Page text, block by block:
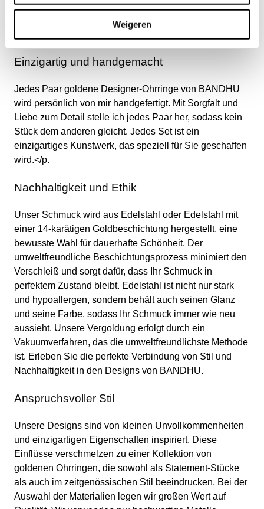
Weigeren
Sie den bleibenden Reiz eleganter Designs, die den
Wandel der Zeit überstehen. Feiern Sie die Schönheit
Einzigartig und handgemacht
Jedes Paar goldene Designer-Ohrringe von BANDHU
wird persönlich von mir handgefertigt. Mit Sorgfalt und
Liebe zum Detail stelle ich jedes Paar her, sodass kein
Stück dem anderen gleicht. Jedes Set ist ein
einzigartiges Kunstwerk, das speziell für Sie geschaffen
wird.</p.
Nachhaltigkeit und Ethik
Unser Schmuck wird aus Edelstahl oder Edelstahl mit
einer 14-karätigen Goldbeschichtung hergestellt, eine
bewusste Wahl für dauerhafte Schönheit. Der
umweltfreundliche Beschichtungsprozess minimiert den
Verschleiß und sorgt dafür, dass Ihr Schmuck in
perfektem Zustand bleibt. Edelstahl ist nicht nur stark
und hypoallergen, sondern behält auch seinen Glanz
und seine Farbe, sodass Ihr Schmuck immer wie neu
aussieht. Unsere Vergoldung erfolgt durch ein
Vakuumverfahren, das die umweltfreundlichste Methode
ist. Erleben Sie die perfekte Verbindung von Stil und
Nachhaltigkeit in den Designs von BANDHU.
Anspruchsvoller Stil
Unsere Designs sind von kleinen Unvollkommenheiten
und einzigartigen Eigenschaften inspiriert. Diese
Einflüsse verschmelzen zu einer Kollektion von
goldenen Ohrringen, die sowohl als Statement-Stücke
als auch im zeitgenössischen Stil beeindrucken. Bei der
Auswahl der Materialien legen wir großen Wert auf